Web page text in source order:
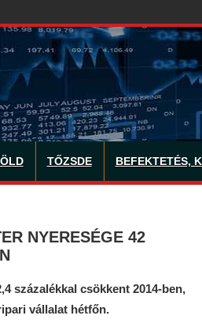
TŐZSDE BEFEKTETÉS,
NYERESÉGE 42
százalékkal csökkent 2014-ben,
vállalat hétfőn.